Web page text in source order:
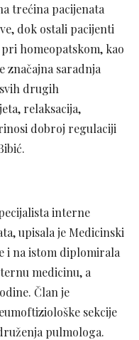
trećina pacijenata
dok ostali pacijenti
homeopatskom, kao
značajna saradnja
drugih
relaksacija,
dobroj regulaciji
interne
upisala je Medicinski
i na istom diplomirala
medicinu, a
Član je
sekcije
pulmologa.